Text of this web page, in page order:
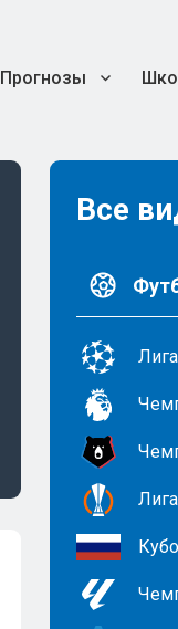
Прогнозы
Все